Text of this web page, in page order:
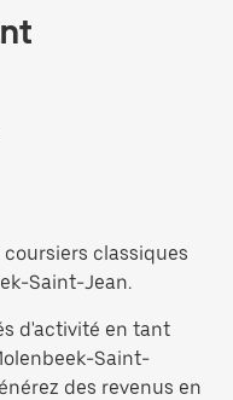
classiques
Saint-Jean.
d'activité en tant
Saint-
des revenus en